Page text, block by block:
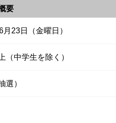
要
月23日（金曜日）
（中学生を除く）
選）